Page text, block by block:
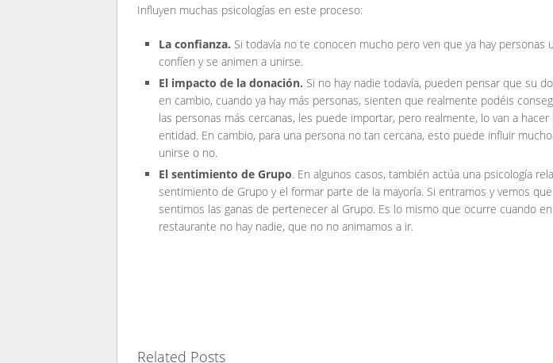
Influyen muchas psicologías en este proceso:
La confianza. Si todavía no te conocen mucho pero ven que ya hay personas
confíen y se animen a unirse.
El impacto de la donación. Si no hay nadie todavía, pueden pensar que su
en cambio, cuando ya hay más personas, sienten que realmente podéis
las personas más cercanas, les puede importar, pero realmente, lo van a
entidad. En cambio, para una persona no tan cercana, esto puede influir
unirse o no.
El sentimiento de Grupo. En algunos casos, también actúa una psicología
sentimiento de Grupo y el formar parte de la mayoría. Si entramos y vemos
sentimos las ganas de pertenecer al Grupo. Es lo mismo que ocurre cuando
restaurante no hay nadie, que no no animamos a ir.
Related Posts